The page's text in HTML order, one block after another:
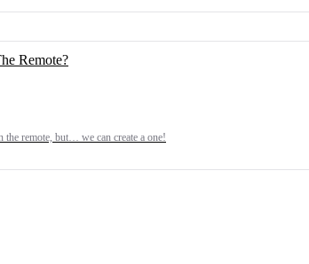
Remote?
the remote, but… we can create a one!